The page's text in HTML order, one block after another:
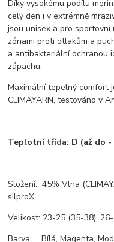
Díky vysokému podílu
celý den i v extrémně
jsou unisex a pro
zónami proti otlakům a
a antibakteriální ochranou
zápachu.
Maximální tepelný comfort
CLIMAYARN, testováno v
Teplotní třída: D (až do -
Složení: 45% Vlna
silproX
Velikost: 23-25 (35-38),
Barva: Bílá, Magenta,